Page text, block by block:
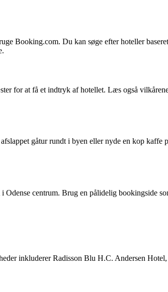
Booking.com. Du kan søge efter hoteller
for at få et indtryk af hotellet. Læs også
gåtur rundt i byen eller nyde en kop kaffe
centrum. Brug en pålidelig bookingside
inkluderer Radisson Blu H.C. Andersen